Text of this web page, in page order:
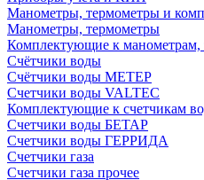
Манометры, термометры и
Манометры, термометры
Комплектующие к манометрам,
Счётчики воды
Счётчики воды МЕТЕР
Счетчики воды VALTEC
Комплектующие к счетчикам
Счетчики воды БЕТАР
Счетчики воды ГЕРРИДА
Счетчики газа
Счетчики газа прочее